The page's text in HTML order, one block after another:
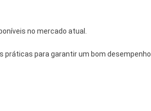
no mercado atual.
práticas para garantir um bom desempenho